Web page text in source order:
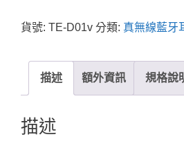
貨號: TE-D01v 分類: 真無線藍牙
描述 額外資訊 規格說
描述